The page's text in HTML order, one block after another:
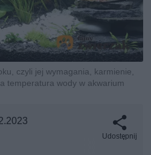
czyli jej wymagania, karmienie,
temperatura wody w akwarium
Udostępnij